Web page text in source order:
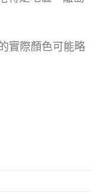
實際顏色可能略